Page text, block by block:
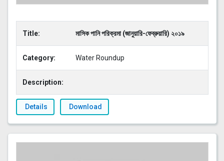
Title: মাসিক পানি পরিক্রমা (জানুয়ারি-ফেব্রুয়ারি) ২০১৯
Category: Water Roundup
Description:
Details Download